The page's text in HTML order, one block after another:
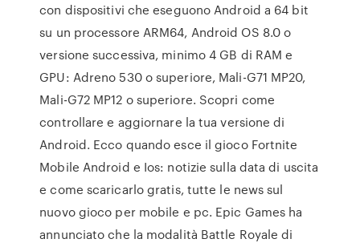
con dispositivi che eseguono Android a 64 bit
su un processore ARM64, Android OS 8.0 o
versione successiva, minimo 4 GB di RAM e
GPU: Adreno 530 o superiore, Mali-G71 MP20,
Mali-G72 MP12 o superiore. Scopri come
controllare e aggiornare la tua versione di
Android. Ecco quando esce il gioco Fortnite
Mobile Android e Ios: notizie sulla data di uscita
e come scaricarlo gratis, tutte le news sul
nuovo gioco per mobile e pc. Epic Games ha
annunciato che la modalità Battle Royale di